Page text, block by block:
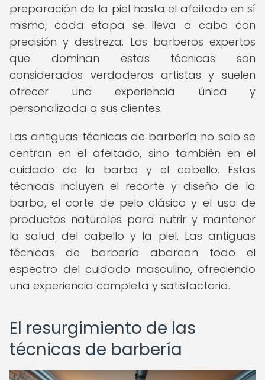
preparación de la piel hasta el afeitado en sí
mismo, cada etapa se lleva a cabo con
precisión y destreza. Los barberos expertos
que dominan estas técnicas son
considerados verdaderos artistas y suelen
ofrecer una experiencia única y
personalizada a sus clientes.
Las antiguas técnicas de barbería no solo se
centran en el afeitado, sino también en el
cuidado de la barba y el cabello. Estas
técnicas incluyen el recorte y diseño de la
barba, el corte de pelo clásico y el uso de
productos naturales para nutrir y mantener
la salud del cabello y la piel. Las antiguas
técnicas de barbería abarcan todo el
espectro del cuidado masculino, ofreciendo
una experiencia completa y satisfactoria.
El resurgimiento de las
técnicas de barbería